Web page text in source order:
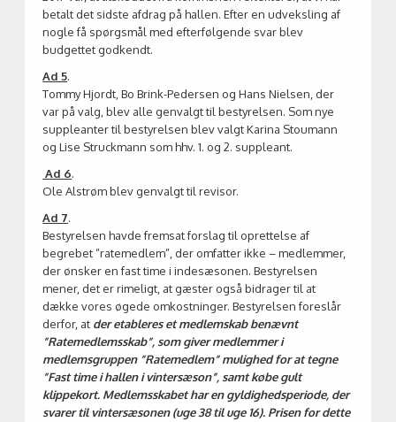
betalt det sidste afdrag på hallen. Efter en udveksling af
nogle få spørgsmål med efterfølgende svar blev
budgettet godkendt.
Ad 5.
Tommy Hjordt, Bo Brink-Pedersen og Hans Nielsen, der
var på valg, blev alle genvalgt til bestyrelsen. Som nye
suppleanter til bestyrelsen blev valgt Karina Stoumann
og Lise Struckmann som hhv. 1. og 2. suppleant.
Ad 6.
Ole Alstrøm blev genvalgt til revisor.
Ad 7.
Bestyrelsen havde fremsat forslag til oprettelse af
begrebet ”ratemedlem”, der omfatter ikke – medlemmer,
der ønsker en fast time i indesæsonen. Bestyrelsen
mener, det er rimeligt, at gæster også bidrager til at
dække vores øgede omkostninger. Bestyrelsen foreslår
derfor, at der etableres et medlemskab benævnt
”Ratemedlemsskab”, som giver medlemmer i
medlemsgruppen ”Ratemedlem” mulighed for at tegne
”Fast time i hallen i vintersæson”, samt købe gult
klippekort. Medlemsskabet har en gyldighedsperiode, der
svarer til vintersæsonen (uge 38 til uge 16). Prisen for dette